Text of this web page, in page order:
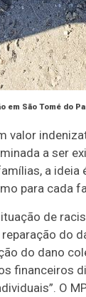
em São Tomé do
valor
a ser
a ideia
para cada
de
do
do dano
financeiros
O